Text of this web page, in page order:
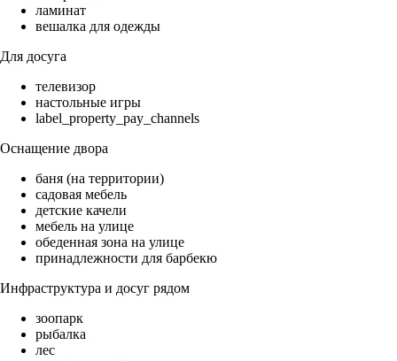
ламинат
вешалка для одежды
Для досуга
телевизор
настольные игры
label_property_pay_channels
Оснащение двора
баня (на территории)
садовая мебель
детские качели
мебель на улице
обеденная зона на улице
принадлежности для барбекю
Инфраструктура и досуг рядом
зоопарк
рыбалка
лес